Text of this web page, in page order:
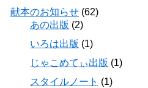
献本のお知らせ (62)
あの出版 (2)
いろは出版 (1)
じゃこめてぃ出版 (1)
スタイルノート (1)